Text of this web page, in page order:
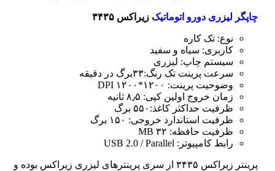
چاپگر لیزری دورو اتوماتیک زیراکس ۳۴۳۵
نوع: تک کاره
کاربری: سیاه و سفید
سیستم چاپ: لیزری
سرعت پرینت تک رنگ:۳۳برگ در دقیقه
وضوحیت پرینت: ۱۲۰۰*۱۲۰۰ DPI
زمان خروج اولین کپی: ۸٫۵ ثانیه
ظرفیت حداکثر کاغذ:۵۵۰ برگ
ظرفیت استاندارد خروجی: ۱۵۰ برگ
ظرفیت حافظه: ۳۲ MB
رابط کامپیوتر: USB 2.0 / Parallel
پرینتر زیراکس ۳۴۳۵ از سری پرینترهای لیزری زیراکس بوده و